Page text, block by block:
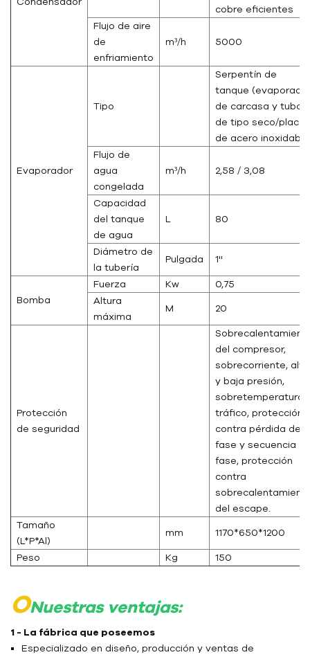
cobre eficientes
Flujo de aire
de
enfriamiento
m³/h 5000
Evaporador
Tipo
Serpentín de
tanque
de carcasa y tubo
de tipo seco/placa
de acero
Flujo de
agua
congelada
m³/h 2,58 / 3,08
Capacidad
del tanque
de agua
L 80
Diámetro de
la tubería
Pulgada 1''
Bomba
Fuerza Kw
0,75
Altura
máxima
M 20
Protección
de seguridad
del compresor,
sobrecorriente, alta
y baja presión,
sobretemperatura,
tráfico, protección
contra pérdida de
fase y secuencia
fase, protección
contra
del escape.
Tamaño
(L*P*Al)
mm 1170*650*1200
Peso Kg 150
ONuestras ventajas:
1 - La fábrica que poseemos
Especializado en diseño, producción y ventas de